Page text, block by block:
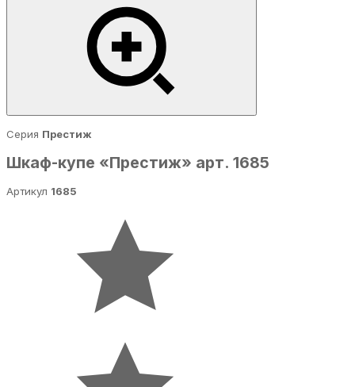
Серия Престиж
Шкаф-купе «Престиж» арт. 1685
Артикул 1685